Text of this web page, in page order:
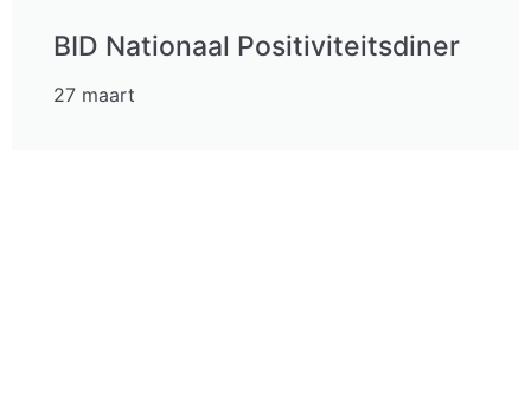
BID Nationaal Positiviteitsdiner
27 maart